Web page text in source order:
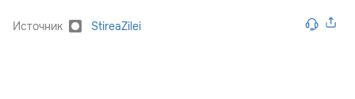
Источник StireaZilei